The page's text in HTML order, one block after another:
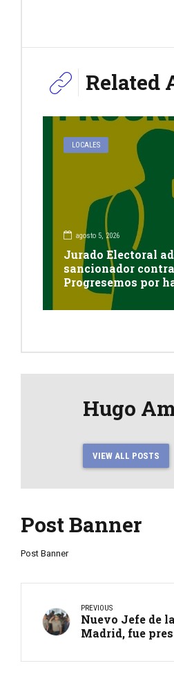
Related
LOCALES
agosto 5, 2026
Jurado Electoral
sancionador
Progresemos por
sin autorización en
Hugo
VIEW ALL POSTS
Post Banner
Post Banner
PREVIOUS
Nuevo Jefe de
Madrid, fue